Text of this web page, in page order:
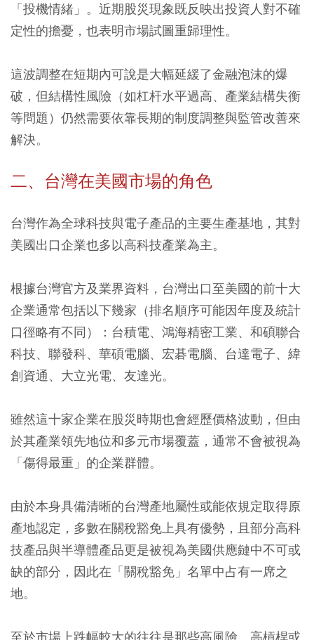
「投機情緒」。近期股災現象既反映出投資人對不確
定性的擔憂，也表明市場試圖重歸理性。
這波調整在短期內可說是大幅延緩了金融泡沫的爆
破，但結構性風險（如杠杆水平過高、產業結構失衡
等問題）仍然需要依靠長期的制度調整與監管改善來
解決。
二、台灣在美國市場的角色
台灣作為全球科技與電子產品的主要生產基地，其對
美國出口企業也多以高科技產業為主。
根據台灣官方及業界資料，台灣出口至美國的前十大
企業通常包括以下幾家（排名順序可能因年度及統計
口徑略有不同）：台積電、鴻海精密工業、和碩聯合
科技、聯發科、華碩電腦、宏碁電腦、台達電子、緯
創資通、大立光電、友達光。
雖然這十家企業在股災時期也會經歷價格波動，但由
於其產業領先地位和多元市場覆蓋，通常不會被視為
「傷得最重」的企業群體。
由於本身具備清晰的台灣產地屬性或能依規定取得原
產地認定，多數在關稅豁免上具有優勢，且部分高科
技產品與半導體產品更是被視為美國供應鏈中不可或
缺的部分，因此在「關稅豁免」名單中占有一席之
地。